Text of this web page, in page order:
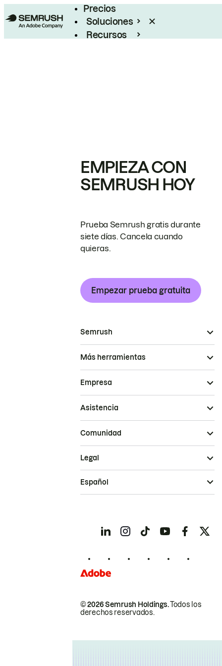
Precios
Soluciones
Recursos
EMPIEZA CON
SEMRUSH HOY
Prueba Semrush gratis durante
siete días. Cancela cuando
quieras.
Empezar prueba gratuita
Semrush
Más herramientas
Empresa
Asistencia
Comunidad
© 2026 Semrush Holdings.Todos los
derechos reservados.
Legal
Español